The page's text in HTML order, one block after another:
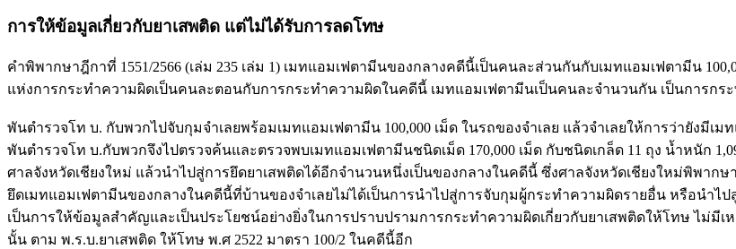
การให้ข้อมูลเกี่ยวกับยาเสพติด แต่ไม่ได้รับการลดโทษ
คำพิพากษาฎีกาที่ 1551/2566 (เล่ม 235 เล่ม 1) เมทแอมเฟตามีนของกลางคดีนี้เป็นคนละส่วนกันกับเมทแอมเฟตามีน
แห่งการกระทำความผิดเป็นคนละตอนกับการกระทำความผิดในคดีนี้ เมทแอมเฟตามีนเป็นคนละจำนวนกัน เป็นการกร
พันตำรวจโท บ. กับพวกไปจับกุมจำเลยพร้อมเมทแอมเฟตามีน 100,000 เม็ด ในรถของจำเลย แล้วจำเลยให้การว่ายังมี
พันตำรวจโท บ.กับพวกจึงไปตรวจค้นและตรวจพบเมทแอมเฟตามีนชนิดเม็ด 170,000 เม็ด กับชนิดเกล็ด 11 ถุง น้ำหนัก
ศาลจังหวัดเชียงใหม่ แล้วนำไปสู่การยึดยาเสพติดได้อีกจำนวนหนึ่งเป็นของกลางในคดีนี้ ซึ่งศาลจังหวัดเชียงใหม่พิพาก
ยึดเมทแอมเฟตามีนของกลางในคดีนี้ที่บ้านของจำเลยไม่ได้เป็นการนำไปสู่การจับกุมผู้กระทำความผิดรายอื่น หรือนำไ
เป็นการให้ข้อมูลสำคัญและเป็นประโยชน์อย่างยิ่งในการปราบปรามการกระทำความผิดเกี่ยวกับยาเสพติดให้โทษ ไม่
นั้น ตาม พ.ร.บ.ยาเสพติด ให้โทษ พ.ศ 2522 มาตรา 100/2 ในคดีนี้อีก